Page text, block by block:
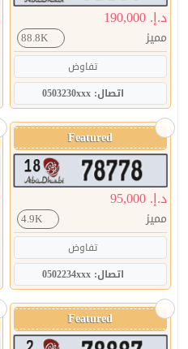
د.إ. 190,000
مميز 88.8K
تفاوض
اتصال: 0503230xxx
Featured
د.إ. 95,000
مميز 4.9K
تفاوض
اتصال: 0502234xxx
Featured